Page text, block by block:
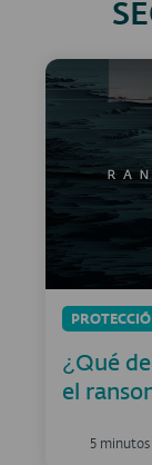
¿Qué
el
5